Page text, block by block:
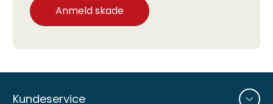
Anmeld skade
sider
Kundeservice